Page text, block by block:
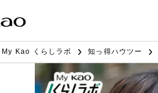
My Kao くらしラボ 知っ得ハウツー